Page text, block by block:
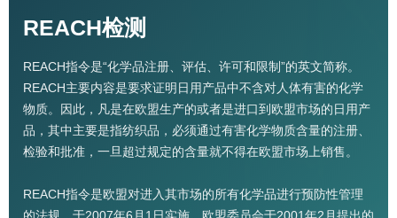
REACH检测
REACH指令是“化学品注册、评估、许可和限制”的英文简称。
REACH主要内容是要求证明日用产品中不含对人体有害的化学
物质。因此，凡是在欧盟生产的或者是进口到欧盟市场的日用产
品，其中主要是指纺织品，必须通过有害化学物质含量的注册、
检验和批准，一旦超过规定的含量就不得在欧盟市场上销售。
REACH指令是欧盟对进入其市场的所有化学品进行预防性管理